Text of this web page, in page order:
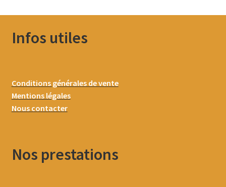
Infos utiles
Conditions générales de vente
Mentions légales
Nous contacter
Nos prestations